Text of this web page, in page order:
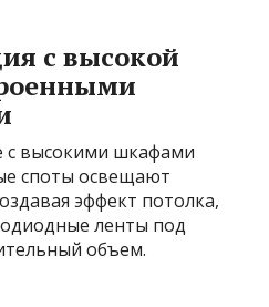
с высокой
с высокими шкафами
споты освещают
эффект потолка,
ленты под
объем.